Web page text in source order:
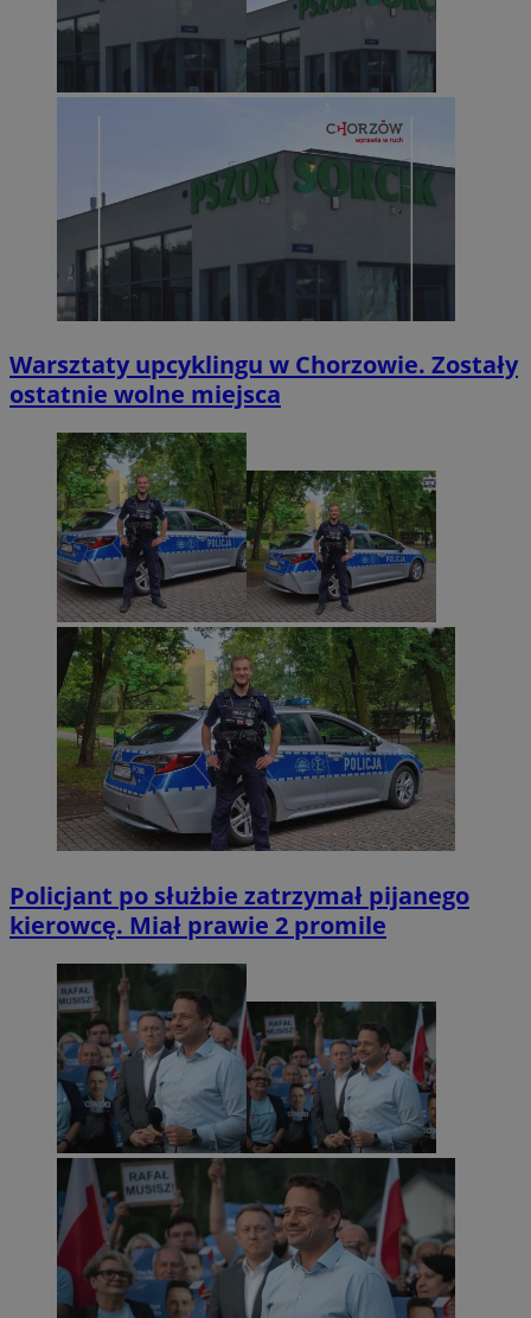
Warsztaty upcyklingu w Chorzowie. Zostały
ostatnie wolne miejsca
Policjant po służbie zatrzymał pijanego
kierowcę. Miał prawie 2 promile